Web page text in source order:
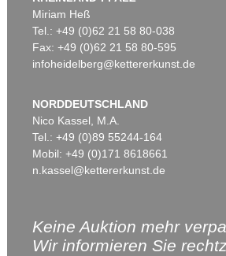
Miriam Heß
Tel.: +49 (0)62 21 58 80-038
Fax: +49 (0)62 21 58 80-595
infoheidelberg@kettererkunst.de
NORDDEUTSCHLAND
Nico Kassel, M.A.
Tel.: +49 (0)89 55244-164
Mobil: +49 (0)171 8618661
n.kassel@kettererkunst.de
Keine Auktion mehr
Wir informieren Sie